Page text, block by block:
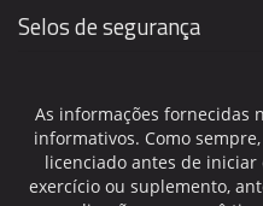
Selos de segurança
As informações fornecidas
informativos. Como
licenciado antes de
exercício ou suplemento,